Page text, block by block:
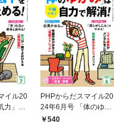
イル20
」の
！
PHPからだスマイル20
24年6月号 「体のゆが
み」は自力で解消！
540